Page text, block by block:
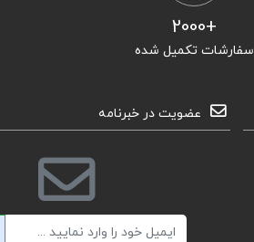
+2000
سفارشات تکمیل شده
عضویت در خبرنامه
ایمیل